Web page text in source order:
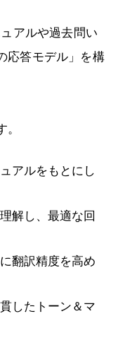
アルや過去問い
応答モデル」を構
アルをもとにし
解し、最適な回
翻訳精度を高め
したトーン＆マ